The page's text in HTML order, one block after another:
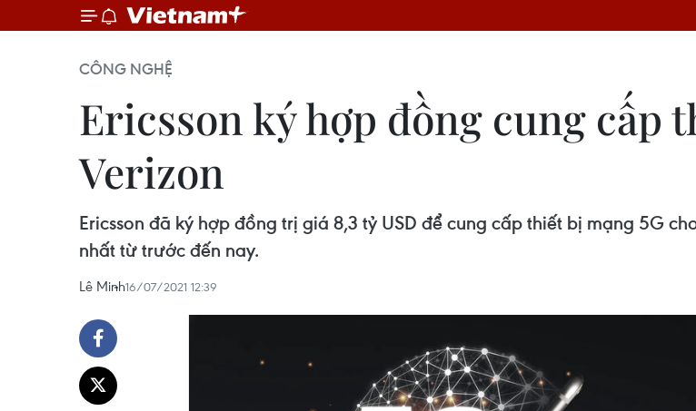
CÔNG NGHỆ
Ericsson ký hợp đồng cung cấp
Verizon
Ericsson đã ký hợp đồng trị giá 8,3 tỷ USD để cung cấp thiết bị mạng 5G
nhất từ trước đến nay.
Lê Minh16/07/2021 12:39